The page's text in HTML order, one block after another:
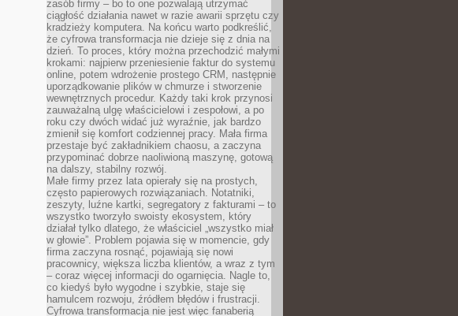
zasób firmy – bo to one pozwalają utrzymać
ciągłość działania nawet w razie awarii sprzętu czy
kradzieży komputera. Na końcu warto podkreślić,
że cyfrowa transformacja nie dzieje się z dnia na
dzień. To proces, który można przechodzić małymi
krokami: najpierw przeniesienie faktur do systemu
online, potem wdrożenie prostego CRM, następnie
uporządkowanie plików w chmurze i stworzenie
wewnętrznych procedur. Każdy taki krok przynosi
zauważalną ulgę właścicielowi i zespołowi, a po
roku czy dwóch widać już wyraźnie, jak bardzo
zmienił się komfort codziennej pracy. Mała firma
przestaje być zakładnikiem chaosu, a zaczyna
przypominać dobrze naoliwioną maszynę, gotową
na dalszy, stabilny rozwój.
Małe firmy przez lata opierały się na prostych,
często papierowych rozwiązaniach. Notatniki,
zeszyty, luźne kartki, segregatory z fakturami – to
wszystko tworzyło swoisty ekosystem, który
działał tylko dlatego, że właściciel „wszystko miał
w głowie”. Problem pojawia się w momencie, gdy
firma zaczyna rosnąć, pojawiają się nowi
pracownicy, większa liczba klientów, a wraz z tym
– coraz więcej informacji do ogarnięcia. Nagle to,
co kiedyś było wygodne i szybkie, staje się
hamulcem rozwoju, źródłem błędów i frustracji.
Cyfrowa transformacja nie jest więc fanaberią